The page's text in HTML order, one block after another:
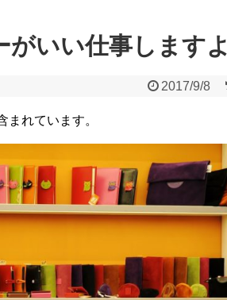
がいい仕事しますよ
2017/9/8
れています。